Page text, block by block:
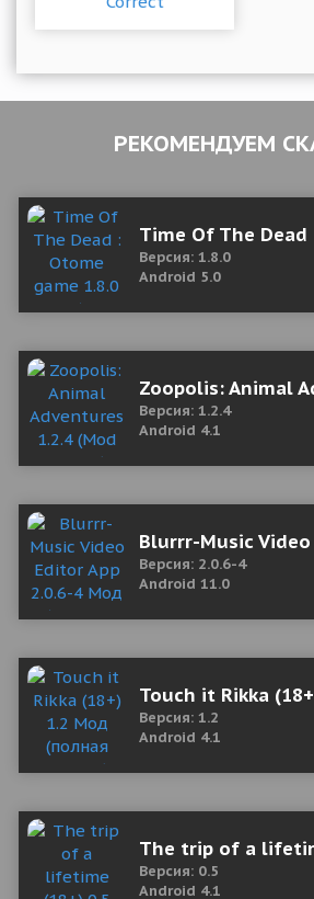
РЕКОМЕНДУЕМ
Time Of The Dead
Версия: 1.8.0
Android 5.0
Zoopolis: Animal
Версия: 1.2.4
Android 4.1
Blurrr-Music
Версия: 2.0.6-4
Android 11.0
Touch it Rikka
Версия: 1.2
Android 4.1
The trip of a
Версия: 0.5
Android 4.1